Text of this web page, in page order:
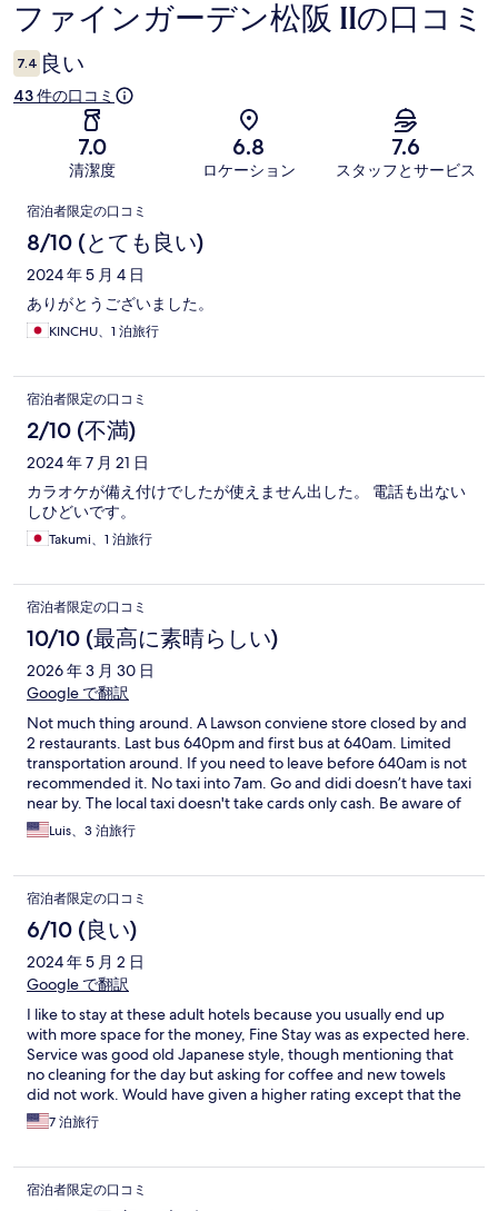
口
コ
ミ
ファインガーデン松阪 IIの口コミ
7.4 良い
43 件の口コミ
7.0
清潔度
6.8
ロケーション
7.6
スタッフとサービス
口
コ
ミ
宿泊者限定の口コミ
8/10 (とても良い)
2024 年 5 月 4 日
ありがとうございました。
KINCHU、1 泊旅行
宿泊者限定の口コミ
2/10 (不満)
2024 年 7 月 21 日
カラオケが備え付けでしたが使えません出した。 電話も出ない
しひどいです。
Takumi、1 泊旅行
宿泊者限定の口コミ
10/10 (最高に素晴らしい)
2026 年 3 月 30 日
Google で翻訳
Not much thing around. A Lawson conviene store closed by and
2 restaurants. Last bus 640pm and first bus at 640am. Limited
transportation around. If you need to leave before 640am is not
recommended it. No taxi into 7am. Go and didi doesn’t have taxi
near by. The local taxi doesn't take cards only cash. Be aware of
these inconvenient. The people around that area doesn't speak
English. Its great and quite area.
Luis、3 泊旅行
宿泊者限定の口コミ
6/10 (良い)
2024 年 5 月 2 日
Google で翻訳
I like to stay at these adult hotels because you usually end up
with more space for the money, Fine Stay was as expected here.
Service was good old Japanese style, though mentioning that
no cleaning for the day but asking for coffee and new towels
did not work. Would have given a higher rating except that the
tv in the bathroom, the light and control in the jacuzzi was
broken. Also, the tv remote never worked reliaby and always
Otherwise if the furniture had been newer, was a nice room. Oh
yes there was no elevator if that is important to you
7 泊旅行
宿泊者限定の口コミ